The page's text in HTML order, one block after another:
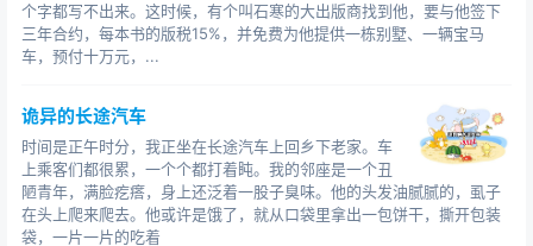
个字都写不出来。这时候，有个叫石寒的大出版商找到他，要与他签下
三年合约，每本书的版税15%，并免费为他提供一栋别墅、一辆宝马
车，预付十万元，...
诡异的长途汽车
时间是正午时分，我正坐在长途汽车上回乡下老家。车
上乘客们都很累，一个个都打着盹。我的邻座是一个丑
陋青年，满脸疙瘩，身上还泛着一股子臭味。他的头发油腻腻的，虱子
在头上爬来爬去。他或许是饿了，就从口袋里拿出一包饼干，撕开包装
袋，一片一片的吃着